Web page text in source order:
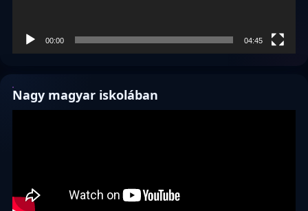
00:00 04:45
Nagy magyar iskolában